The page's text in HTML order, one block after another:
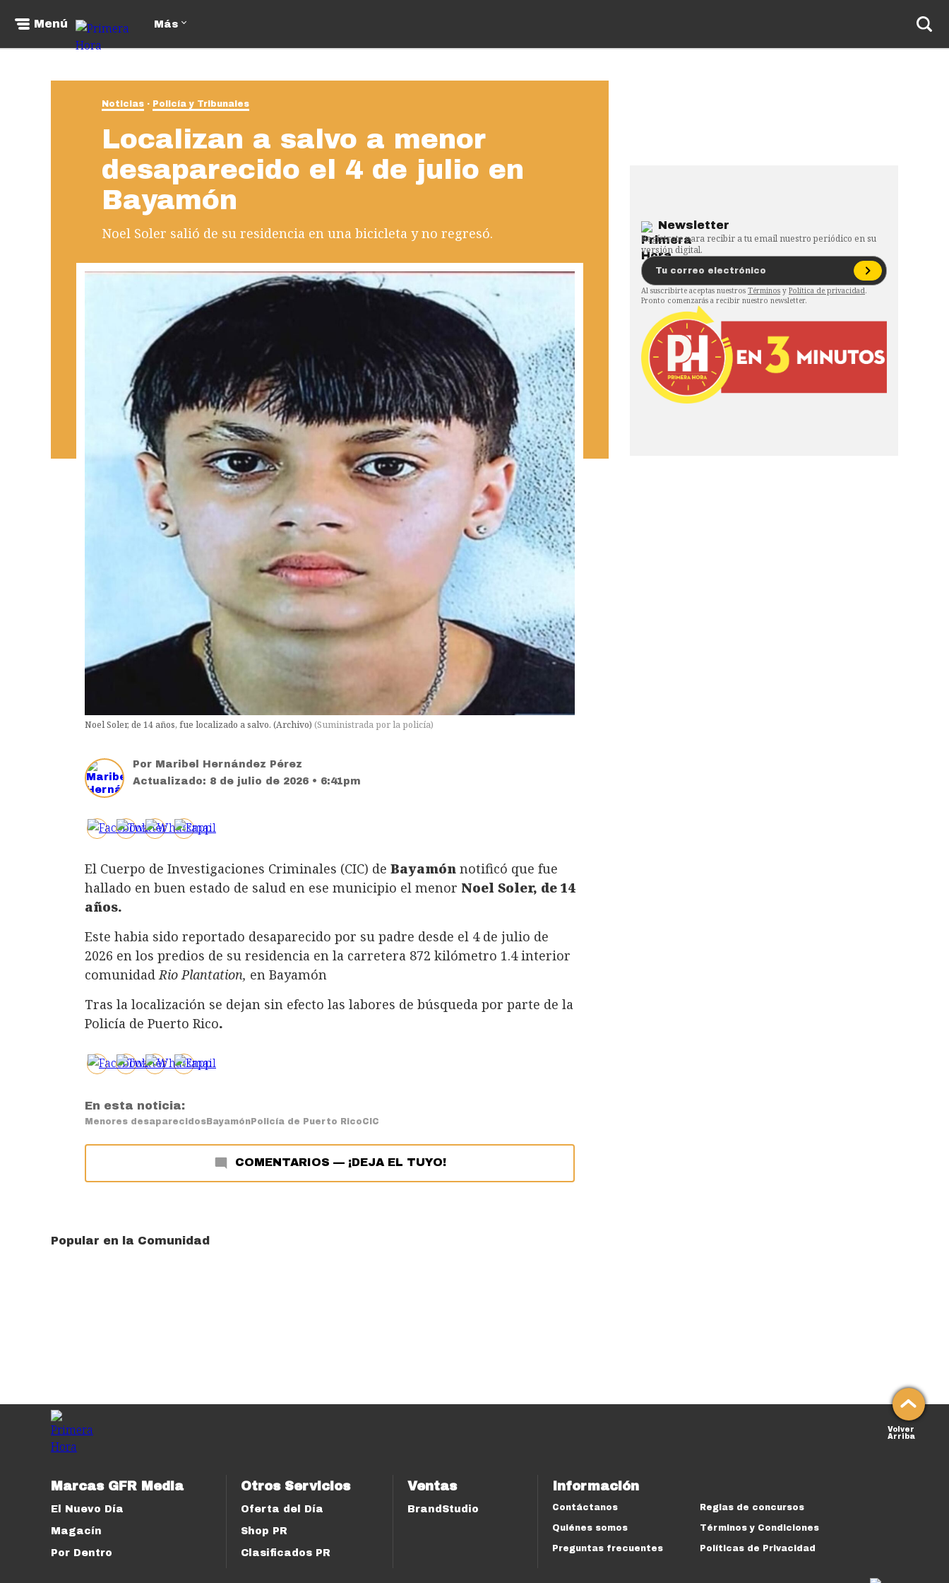
Menú Más
Noticias Policía y Tribunales
Localizan a salvo a menor
desaparecido el 4 de julio en
Bayamón
Noel Soler salió de su residencia en una bicicleta y no regresó.
Noel Soler, de 14 años, fue localizado a salvo. (Archivo) (Suministrada por la policía)
Por Maribel Hernández Pérez
Actualizado: 8 de julio de 2026 • 6:41pm
El Cuerpo de Investigaciones Criminales (CIC) de Bayamón notificó que fue
hallado en buen estado de salud en ese municipio el menor Noel Soler, de 14
años.
Este habia sido reportado desaparecido por su padre desde el 4 de julio de
2026 en los predios de su residencia en la carretera 872 kilómetro 1.4 interior
comunidadRio Plantation, en Bayamón
Tras la localización se dejan sin efecto las labores de búsqueda por parte de la
Policía de Puerto Rico.
En esta noticia:
Menores desaparecidosBayamónPolicía de Puerto RicoCIC
COMENTARIOS — ¡DEJA EL TUYO!
Popular en la Comunidad
Newsletter
Regístrate para recibir a tu email nuestro periódico en su
versión digital.
Al suscribirte aceptas nuestros Términos y Política de privacidad.
Pronto comenzarás a recibir nuestro newsletter.
Volver
Arriba
Marcas GFR Media
El Nuevo Día
Magacín
Por Dentro
Otros Servicios
Oferta del Día
Shop PR
Clasificados PR
Ventas
BrandStudio
Información
Contáctanos
Quiénes somos
Preguntas frecuentes
Reglas de concursos
Términos y Condiciones
Políticas de Privacidad